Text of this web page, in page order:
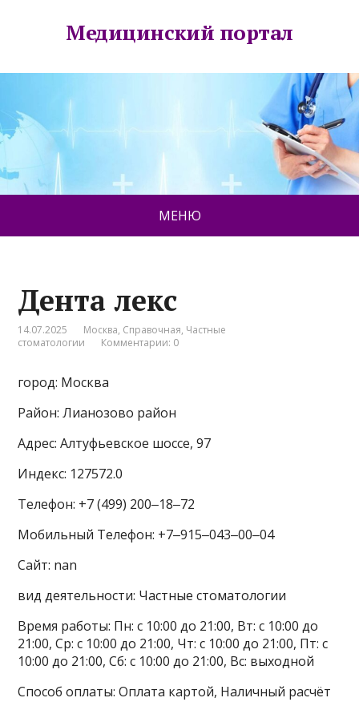
Медицинский портал
МЕНЮ
Дента лекс
14.07.2025 Москва, Справочная, Частные
стоматологии
Комментарии: 0
город: Москва
Район: Лианозово район
Адрес: Алтуфьевское шоссе, 97
Индекс: 127572.0
Телефон: +7 (499) 200‒18‒72
Мобильный Телефон: +7‒915‒043‒00‒04
Сайт: nan
вид деятельности: Частные стоматологии
Время работы: Пн: с 10:00 до 21:00, Вт: с 10:00 до
21:00, Ср: с 10:00 до 21:00, Чт: с 10:00 до 21:00, Пт: с
10:00 до 21:00, Сб: с 10:00 до 21:00, Вс: выходной
Способ оплаты: Оплата картой, Наличный расчёт